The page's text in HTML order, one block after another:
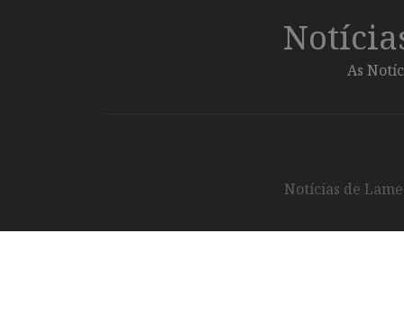
As
Notícias de